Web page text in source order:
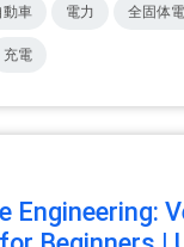
動車 電力 全固体
充電
Engineering: